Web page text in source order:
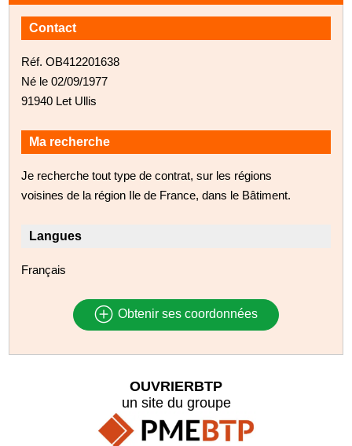
Contact
Réf. OB412201638
Né le 02/09/1977
91940 Let Ullis
Ma recherche
Je recherche tout type de contrat, sur les régions
voisines de la région Ile de France, dans le Bâtiment.
Langues
Français
Obtenir ses coordonnées
OUVRIERBTP
un site du groupe